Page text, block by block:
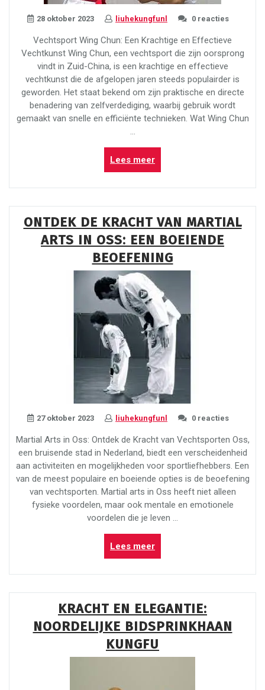
28 oktober 2023 liuhekungfunl 0 reacties
Vechtsport Wing Chun: Een Krachtige en Effectieve
Vechtkunst Wing Chun, een vechtsport die zijn oorsprong
vindt in Zuid-China, is een krachtige en effectieve
vechtkunst die de afgelopen jaren steeds populairder is
geworden. Het staat bekend om zijn praktische en directe
benadering van zelfverdediging, waarbij gebruik wordt
gemaakt van snelle en efficiënte technieken. Wat Wing Chun
…
Lees meer“Wing
Chun:
De
voor
Zelfverdediging”
ONTDEK DE KRACHT VAN MARTIAL
ARTS IN OSS: EEN BOEIENDE
BEOEFENING
27 oktober 2023 liuhekungfunl 0 reacties
Martial Arts in Oss: Ontdek de Kracht van Vechtsporten Oss,
een bruisende stad in Nederland, biedt een verscheidenheid
aan activiteiten en mogelijkheden voor sportliefhebbers. Een
van de meest populaire en boeiende opties is de beoefening
van vechtsporten. Martial arts in Oss heeft niet alleen
fysieke voordelen, maar ook mentale en emotionele
voordelen die je leven …
Lees meer“Ontdek
de
Kracht
Arts
in
Oss:
Een
KRACHT EN ELEGANTIE:
NOORDELIJKE BIDSPRINKHAAN
KUNGFU